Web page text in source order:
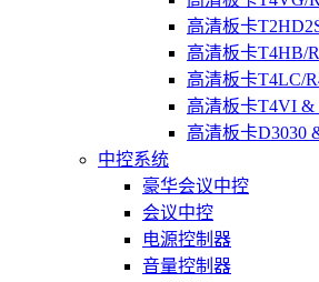
高清板卡
高清板卡T4HB/
高清板卡T4LC/
高清板卡T4VI &
高清板卡D3030
中控系统
豪华会议中控
会议中控
电源控制器
音量控制器